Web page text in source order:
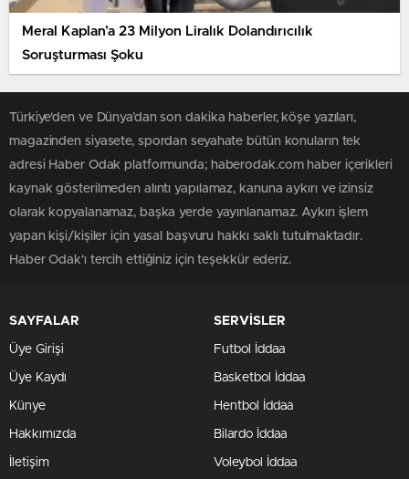
Meral Kaplan’a 23 Milyon Liralık Dolandırıcılık
Soruşturması Şoku
Türkiye'den ve Dünya’dan son dakika haberler, köşe yazıları,
magazinden siyasete, spordan seyahate bütün konuların tek
adresi Haber Odak platformunda; haberodak.com haber içerikleri
kaynak gösterilmeden alıntı yapılamaz, kanuna aykırı ve izinsiz
olarak kopyalanamaz, başka yerde yayınlanamaz. Aykırı işlem
yapan kişi/kişiler için yasal başvuru hakkı saklı tutulmaktadır.
Haber Odak'ı tercih ettiğiniz için teşekkür ederiz.
SAYFALAR
Üye Girişi
Üye Kaydı
Künye
Hakkımızda
İletişim
SERVİSLER
Futbol İddaa
Basketbol İddaa
Hentbol İddaa
Bilardo İddaa
Voleybol İddaa